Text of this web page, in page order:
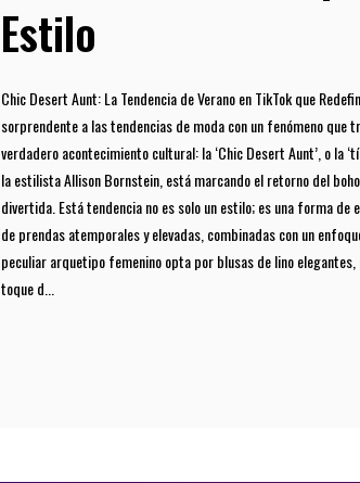
Estilo
Chic Desert Aunt: La Tendencia de Verano en TikTok que
sorprendente a las tendencias de moda con un fenómeno
verdadero acontecimiento cultural: la ‘Chic Desert Aunt’, o la
la estilista Allison Bornstein, está marcando el retorno del
divertida. Está tendencia no es solo un estilo; es una forma
de prendas atemporales y elevadas, combinadas con un
peculiar arquetipo femenino opta por blusas de lino
toque d...